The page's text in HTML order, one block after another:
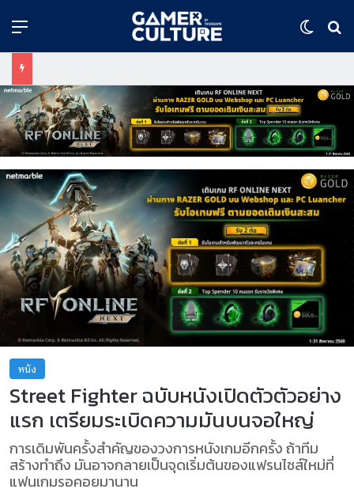
Menu
หนัง
Street Fighter ฉบับหนังเปิดตัวตัวอย่าง
แรก เตรียมระเบิดความมันบนจอใหญ่
การเดิมพันครั้งสำคัญของวงการหนังเกมอีกครั้ง ถ้าทีม
สร้างทำถึง มันอาจกลายเป็นจุดเริ่มต้นของแฟรนไชส์ใหม่ที่
แฟนเกมรอคอยมานาน